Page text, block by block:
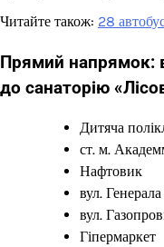
Читайте також: 28
Прямий напрямок:
до санаторію
Дитяча
ст. м.
Нафтовик
вул.
вул.
Гіпермаркет